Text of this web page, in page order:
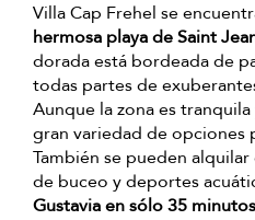
Villa Cap Frehel se
hermosa playa de Saint
dorada está bordeada de
todas partes de
Aunque la zona es
gran variedad de opciones
También se pueden
de buceo y deportes
Gustavia en sólo 35 minutos